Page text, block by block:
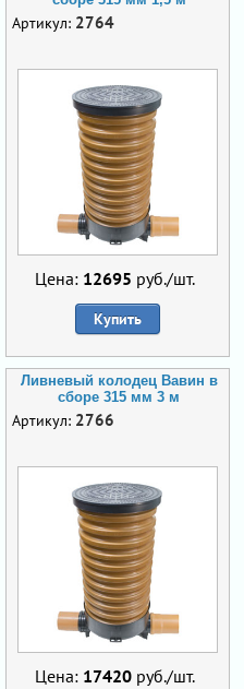
Артикул: 2764
Цена: 12695 руб./шт.
Купить
Ливневый колодец Вавин в
сборе 315 мм 3 м
Артикул: 2766
Цена: 17420 руб./шт.